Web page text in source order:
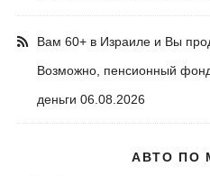
Вам 60+ в Израиле и Вы
Возможно, пенсионный
деньги 06.08.2026
АВТО ПО